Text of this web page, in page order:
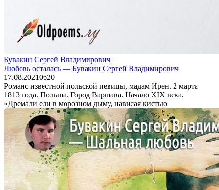
Бувакин Сергей Владимирович
Любовь осталась — Бувакин Сергей Владимирович
17.08.20210620
Романс известной польской певицы, мадам Ирен. 2 марта
1813 года. Польша. Город Варшава. Начало XIX века.
«Дремали ели в морозном дыму, нависая кистью